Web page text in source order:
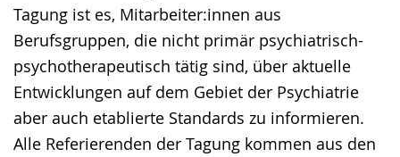
Tagung ist es, Mitarbeiter:innen aus
Berufsgruppen, die nicht primär psychiatrisch-
psychotherapeutisch tätig sind, über aktuelle
Entwicklungen auf dem Gebiet der Psychiatrie
aber auch etablierte Standards zu informieren.
Alle Referierenden der Tagung kommen aus den